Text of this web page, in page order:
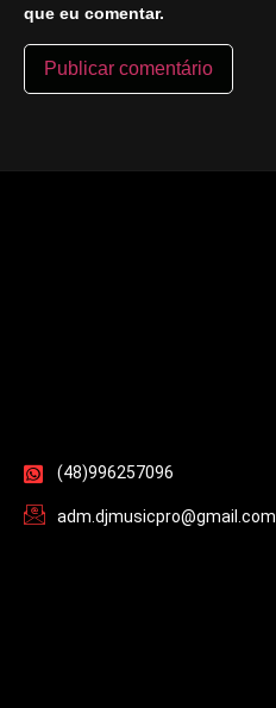
que eu comentar.
(48)996257096
adm.djmusicpro@gmail.com